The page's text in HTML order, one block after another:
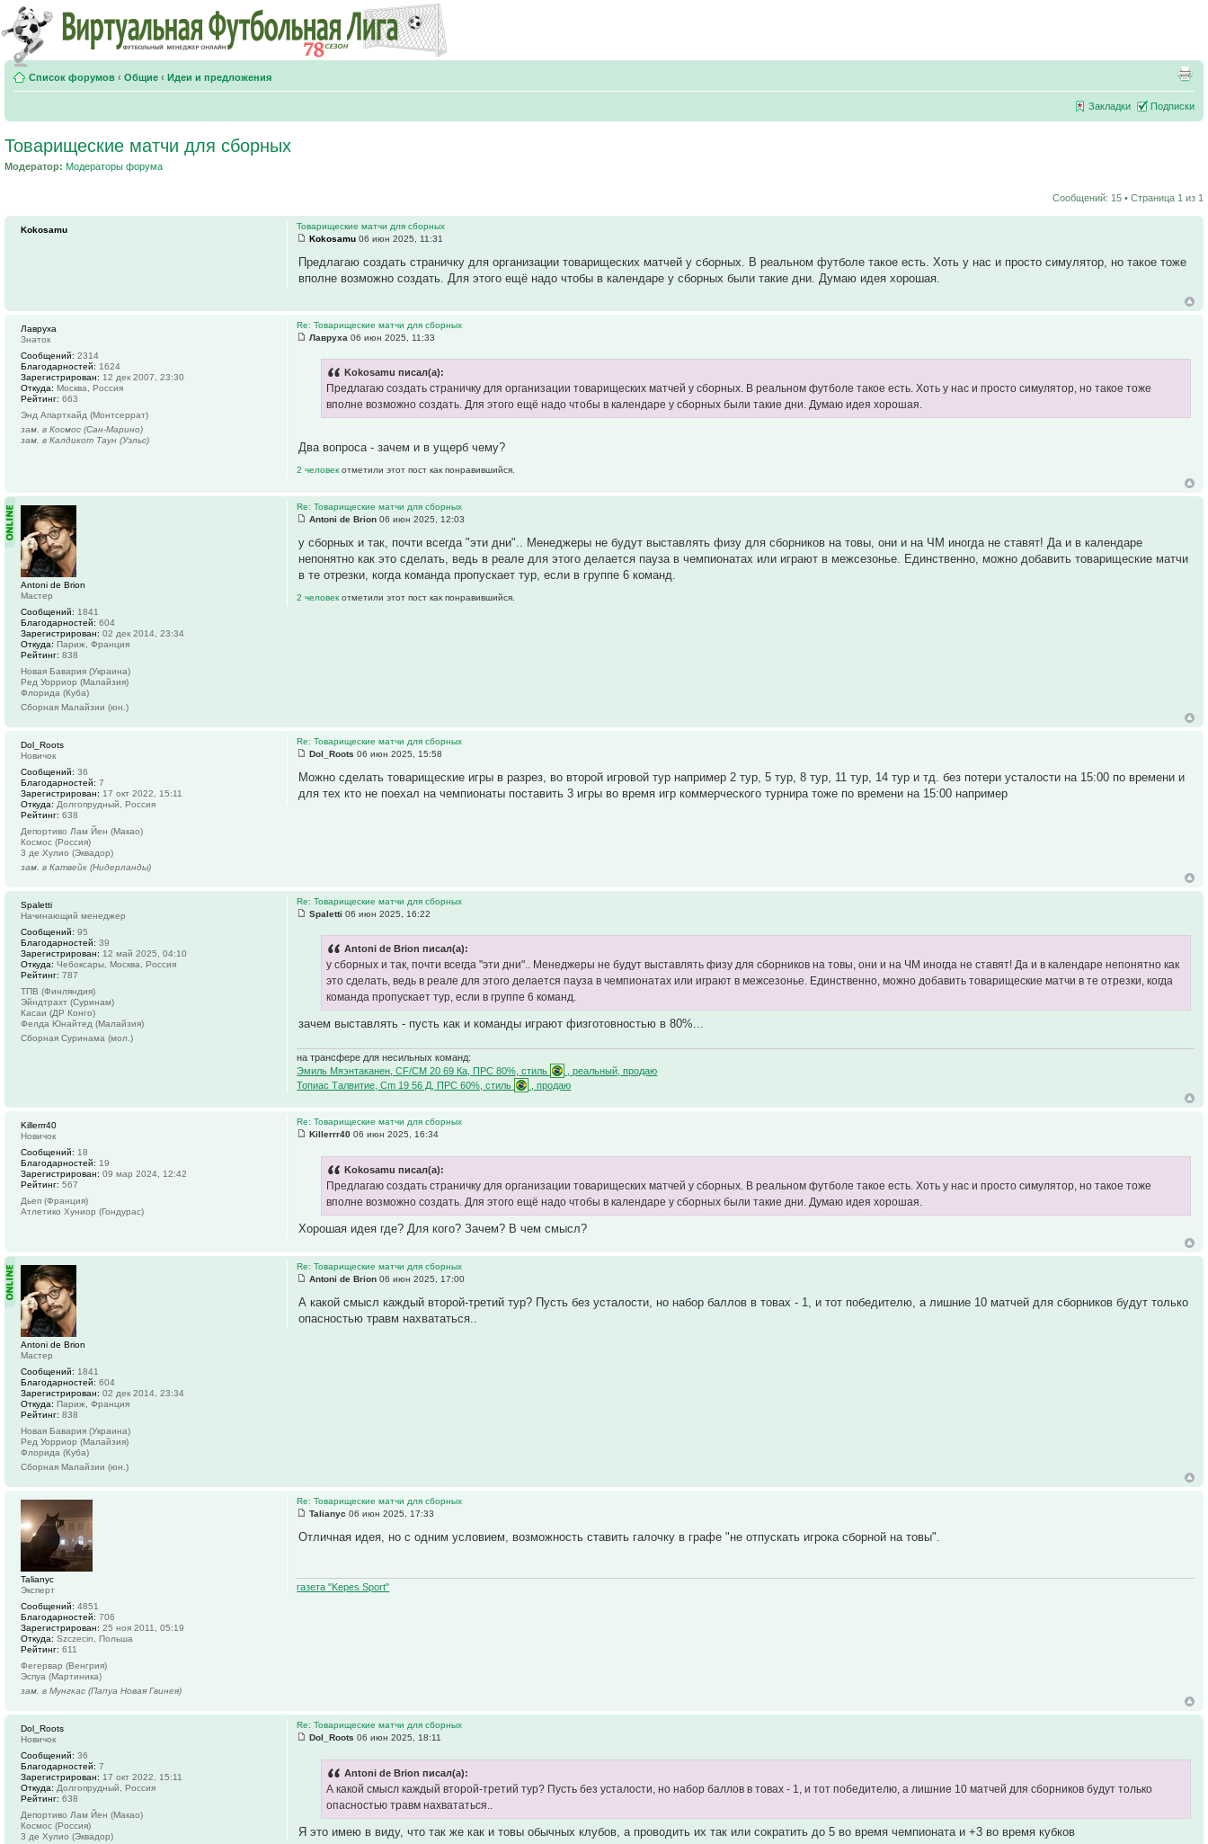
Список форумов ‹ Общие ‹ Идеи и предложения
Закладки Подписки
Товарищеские матчи для сборных
Модератор: Модераторы форума
Сообщений: 15 • Страница 1 из 1
Товарищеские матчи для сборных
Kokosamu 06 июн 2025, 11:31
Предлагаю создать страничку для организации товарищеских матчей у сборных. В реальном футболе такое есть. Хоть у нас и просто симулятор, но такое тоже
вполне возможно создать. Для этого ещё надо чтобы в календаре у сборных были такие дни. Думаю идея хорошая.
Kokosamu
Re: Товарищеские матчи для сборных
Лавруха 06 июн 2025, 11:33
Kokosamu писал(а):
Предлагаю создать страничку для организации товарищеских матчей у сборных. В реальном футболе такое есть. Хоть у нас и просто симулятор, но такое тоже
вполне возможно создать. Для этого ещё надо чтобы в календаре у сборных были такие дни. Думаю идея хорошая.
Два вопроса - зачем и в ущерб чему?
2 человекотметили этот пост как понравившийся.
Лавруха
Знаток
Сообщений: 2314
Благодарностей: 1624
Зарегистрирован: 12 дек 2007, 23:30
Откуда: Москва, Россия
Рейтинг: 663
Энд Апартхайд (Монтсеррат)
зам. в Космос (Сан-Марино)
зам. в Калдикот Таун (Уэльс)
Re: Товарищеские матчи для сборных
Antoni de Brion 06 июн 2025, 12:03
у сборных и так, почти всегда "эти дни".. Менеджеры не будут выставлять физу для сборников на товы, они и на ЧМ иногда не ставят! Да и в календаре
непонятно как это сделать, ведь в реале для этого делается пауза в чемпионатах или играют в межсезонье. Единственно, можно добавить товарищеские матчи
в те отрезки, когда команда пропускает тур, если в группе 6 команд.
2 человекотметили этот пост как понравившийся.
Antoni de Brion
Мастер
Сообщений: 1841
Благодарностей: 604
Зарегистрирован: 02 дек 2014, 23:34
Откуда: Париж, Франция
Рейтинг: 838
Новая Бавария (Украина)
Ред Уорриор (Малайзия)
Флорида (Куба)
Сборная Малайзии (юн.)
Re: Товарищеские матчи для сборных
Dol_Roots 06 июн 2025, 15:58
Можно сделать товарищеские игры в разрез, во второй игровой тур например 2 тур, 5 тур, 8 тур, 11 тур, 14 тур и тд. без потери усталости на 15:00 по времени и
для тех кто не поехал на чемпионаты поставить 3 игры во время игр коммерческого турнира тоже по времени на 15:00 например
Dol_Roots
Новичок
Сообщений: 36
Благодарностей: 7
Зарегистрирован: 17 окт 2022, 15:11
Откуда: Долгопрудный, Россия
Рейтинг: 638
Депортиво Лам Йен (Макао)
Космос (Россия)
3 де Хулио (Эквадор)
зам. в Катвейк (Нидерланды)
Re: Товарищеские матчи для сборных
Spaletti 06 июн 2025, 16:22
Antoni de Brion писал(а):
у сборных и так, почти всегда "эти дни".. Менеджеры не будут выставлять физу для сборников на товы, они и на ЧМ иногда не ставят! Да и в календаре непонятно как
это сделать, ведь в реале для этого делается пауза в чемпионатах или играют в межсезонье. Единственно, можно добавить товарищеские матчи в те отрезки, когда
команда пропускает тур, если в группе 6 команд.
зачем выставлять - пусть как и команды играют физготовностью в 80%...
на трансфере для несильных команд:
Эмиль Мяэнтаканен, CF/CM 20 69 Ка, ПРС 80%, стиль
, реальный, продаю
Топиас Талвитие, Cm 19 56 Д, ПРС 60%, стиль
, продаю
Spaletti
Начинающий менеджер
Сообщений: 95
Благодарностей: 39
Зарегистрирован: 12 май 2025, 04:10
Откуда: Чебоксары, Москва, Россия
Рейтинг: 787
ТПВ (Финляндия)
Эйндтрахт (Суринам)
Касаи (ДР Конго)
Фелда Юнайтед (Малайзия)
Сборная Суринама (мол.)
Re: Товарищеские матчи для сборных
Killerrr40 06 июн 2025, 16:34
Kokosamu писал(а):
Предлагаю создать страничку для организации товарищеских матчей у сборных. В реальном футболе такое есть. Хоть у нас и просто симулятор, но такое тоже
вполне возможно создать. Для этого ещё надо чтобы в календаре у сборных были такие дни. Думаю идея хорошая.
Хорошая идея где? Для кого? Зачем? В чем смысл?
Killerrr40
Новичок
Сообщений: 18
Благодарностей: 19
Зарегистрирован: 09 мар 2024, 12:42
Рейтинг: 567
Дьеп (Франция)
Атлетико Хуниор (Гондурас)
Re: Товарищеские матчи для сборных
Antoni de Brion 06 июн 2025, 17:00
А какой смысл каждый второй-третий тур? Пусть без усталости, но набор баллов в товах - 1, и тот победителю, а лишние 10 матчей для сборников будут только
опасностью травм нахвататься..
Antoni de Brion
Мастер
Сообщений: 1841
Благодарностей: 604
Зарегистрирован: 02 дек 2014, 23:34
Откуда: Париж, Франция
Рейтинг: 838
Новая Бавария (Украина)
Ред Уорриор (Малайзия)
Флорида (Куба)
Сборная Малайзии (юн.)
Re: Товарищеские матчи для сборных
Talianyc 06 июн 2025, 17:33
Отличная идея, но с одним условием, возможность ставить галочку в графе "не отпускать игрока сборной на товы".
газета "Kepes Sport"
Talianyc
Эксперт
Сообщений: 4851
Благодарностей: 706
Зарегистрирован: 25 ноя 2011, 05:19
Откуда: Szczecin, Польша
Рейтинг: 611
Фегервар (Венгрия)
Эспуа (Мартиника)
зам. в Мунгкас (Папуа Новая Гвинея)
Re: Товарищеские матчи для сборных
Dol_Roots 06 июн 2025, 18:11
Antoni de Brion писал(а):
А какой смысл каждый второй-третий тур? Пусть без усталости, но набор баллов в товах - 1, и тот победителю, а лишние 10 матчей для сборников будут только
опасностью травм нахвататься..
Я это имею в виду, что так же как и товы обычных клубов, а проводить их так или сократить до 5 во время чемпионата и +3 во время кубков
Dol_Roots
Новичок
Сообщений: 36
Благодарностей: 7
Зарегистрирован: 17 окт 2022, 15:11
Откуда: Долгопрудный, Россия
Рейтинг: 638
Депортиво Лам Йен (Макао)
Космос (Россия)
3 де Хулио (Эквадор)